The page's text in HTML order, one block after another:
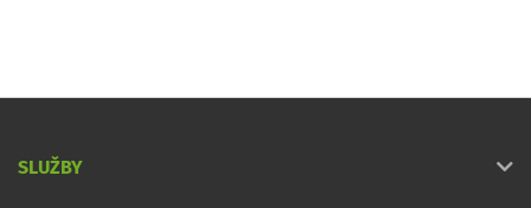
SLUŽBY